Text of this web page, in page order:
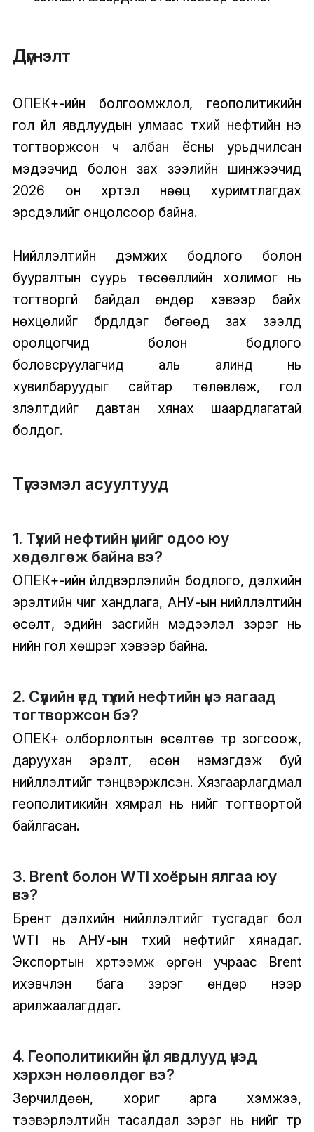
Дүгнэлт
ОПЕК+-ийн болгоомжлол, геополитикийн
гол үйл явдлуудын улмаас түүхий нефтийн үнэ
тогтворжсон ч албан ёсны урьдчилсан
мэдээчид болон зах зээлийн шинжээчид
2026 он хүртэл нөөц хуримтлагдах
эрсдэлийг онцолсоор байна.
Нийлүүлэлтийн дэмжих бодлого болон
бууралтын суурь төсөөллийн холимог нь
тогтворгүй байдал өндөр хэвээр байх
нөхцөлийг бүрдүүлдэг бөгөөд зах зээлд
оролцогчид болон бодлого
боловсруулагчид аль алинд нь
хувилбаруудыг сайтар төлөвлөж, гол
үзүүлэлтүүдийг давтан хянах шаардлагатай
болдог.
Түгээмэл асуултууд
1. Түүхий нефтийн үнийг одоо юу
хөдөлгөж байна вэ?
ОПЕК+-ийн үйлдвэрлэлийн бодлого, дэлхийн
эрэлтийн чиг хандлага, АНУ-ын нийлүүлэлтийн
өсөлт, эдийн засгийн мэдээлэл зэрэг нь
үнийн гол хөшүүрэг хэвээр байна.
2. Сүүлийн үед түүхий нефтийн үнэ яагаад
тогтворжсон бэ?
ОПЕК+ олборлолтын өсөлтөө түр зогсоож,
даруухан эрэлт, өсөн нэмэгдэж буй
нийлүүлэлтийг тэнцвэржүүлсэн. Хязгаарлагдмал
геополитикийн хямрал нь үнийг тогтвортой
байлгасан.
3. Brent болон WTI хоёрын ялгаа юу
вэ?
Брент дэлхийн нийлүүлэлтийг тусгадаг бол
WTI нь АНУ-ын түүхий нефтийг хянадаг.
Экспортын хүртээмж өргөн учраас Brent
ихэвчлэн бага зэрэг өндөр үнээр
арилжаалагддаг.
4. Геополитикийн үйл явдлууд үнэд
хэрхэн нөлөөлдөг вэ?
Зөрчилдөөн, хориг арга хэмжээ,
тээвэрлэлтийн тасалдал зэрэг нь үнийг түр